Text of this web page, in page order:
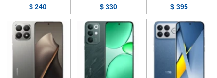
395 $
330 $
240 $